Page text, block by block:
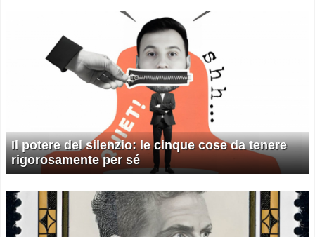
Il potere del silenzio: le cinque cose da tenere
rigorosamente per sé